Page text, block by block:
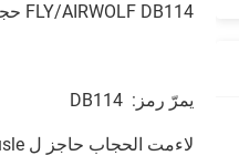
FLY/AIRWOLF DB114 حجاب حاجز إصلاح عدة NBR, fluororubber, نتريل متكامل أو بعيد pulse jet صمام
يمرّ رمز: DB114
لاءمت الحجاب حاجز ل FLY/AIRWOLF pusle صمام: VNP214, VEM214, VNP314, VEM314